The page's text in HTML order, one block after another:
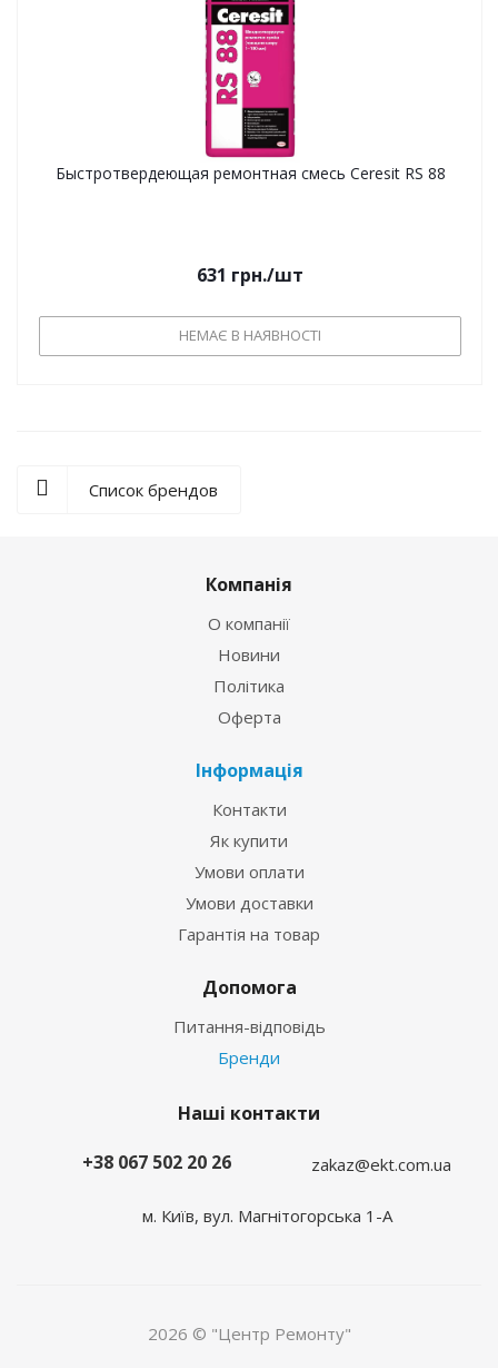
Быстротвердеющая ремонтная смесь Ceresit RS 88
631 грн./шт
НЕМАЄ В НАЯВНОСТІ
Список брендов
Компанія
О компанії
Новини
Політика
Оферта
Інформація
Контакти
Як купити
Умови оплати
Умови доставки
Гарантія на товар
Допомога
Питання-відповідь
Бренди
Наші контакти
+38 067 502 20 26
zakaz@ekt.com.ua
м. Київ, вул. Магнітогорська 1-А
2026 © "Центр Ремонту"